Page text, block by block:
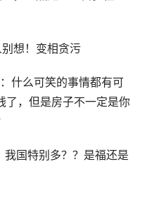
想！变相贪污
什么可笑的事情都有可
了，但是房子不一定是你
我国特别多？？是福还是